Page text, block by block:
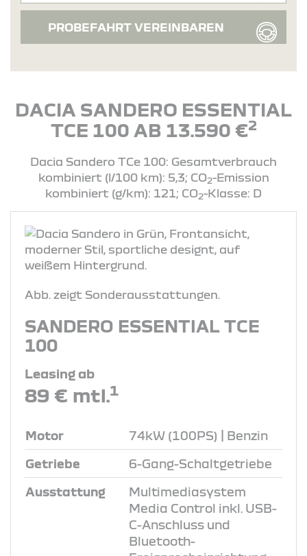
PROBEFAHRT VEREINBAREN
DACIA SANDERO ESSENTIAL
TCE 100 AB 13.590 €2
Dacia Sandero TCe 100: Gesamtverbrauch
kombiniert (l/100 km): 5,3; CO2-Emission
kombiniert (g/km): 121; CO2-Klasse: D
Abb. zeigt Sonderausstattungen.
SANDERO ESSENTIAL TCE
100
Leasing ab
89 € mtl.1
Motor 74kW (100PS) | Benzin
Getriebe 6-Gang-Schaltgetriebe
Ausstattung
Multimediasystem
Media Control inkl. USB-
C-Anschluss und
Bluetooth-